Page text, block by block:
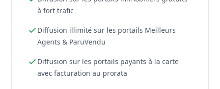
à fort trafic
Diffusion illimité sur les portails Meilleurs
Agents & ParuVendu
Diffusion sur les portails payants à la carte
avec facturation au prorata